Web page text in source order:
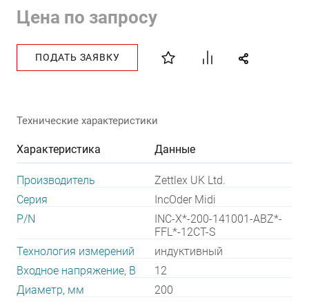
Цена по запросу
ПОДАТЬ ЗАЯВКУ
Технические характеристики
Характеристика Данные
Производитель
Zettlex UK Ltd.
Серия
IncOder Midi
P/N
INC-X*-200-141001-ABZ*-
FFL*-12CT-S
Технология измерений
индуктивный
Входное напряжение, В
12
Диаметр, мм
200